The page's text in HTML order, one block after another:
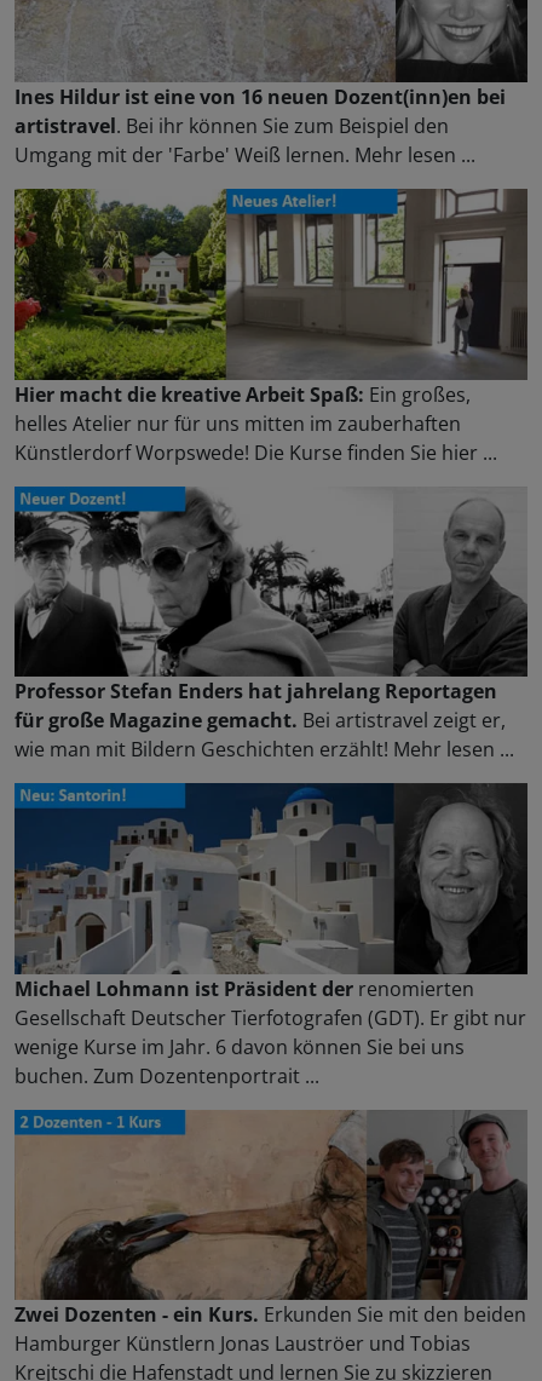
Ines Hildur ist eine von 16 neuen Dozent(inn)en bei
artistravel. Bei ihr können Sie zum Beispiel den
Umgang mit der 'Farbe' Weiß lernen. Mehr lesen ...
Hier macht die kreative Arbeit Spaß: Ein großes,
helles Atelier nur für uns mitten im zauberhaften
Künstlerdorf Worpswede! Die Kurse finden Sie hier ...
Professor Stefan Enders hat jahrelang Reportagen
für große Magazine gemacht. Bei artistravel zeigt er,
wie man mit Bildern Geschichten erzählt! Mehr lesen ...
Michael Lohmann ist Präsident der renomierten
Gesellschaft Deutscher Tierfotografen (GDT). Er gibt nur
wenige Kurse im Jahr. 6 davon können Sie bei uns
buchen. Zum Dozentenportrait ...
Zwei Dozenten - ein Kurs. Erkunden Sie mit den beiden
Hamburger Künstlern Jonas Lauströer und Tobias
Krejtschi die Hafenstadt und lernen Sie zu skizzieren